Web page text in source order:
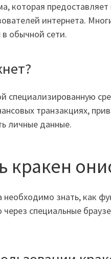
которая
интернета.
обычной сети.
специализированную
транзакциях,
личные данные.
кракен
знать, как
специальные